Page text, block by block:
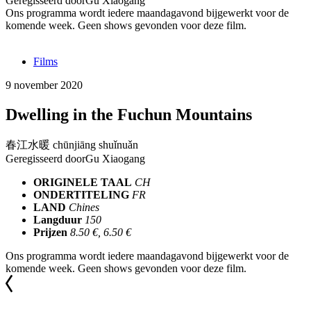
Ons programma wordt iedere maandagavond bijgewerkt voor de
komende week. Geen shows gevonden voor deze film.
Films
9 november 2020
Dwelling in the Fuchun Mountains
春江水暖 chūnjiāng shuǐnuǎn
Geregisseerd doorGu Xiaogang
ORIGINELE TAAL CH
ONDERTITELING FR
LAND Chines
Langduur 150
Prijzen 8.50 €, 6.50 €
Ons programma wordt iedere maandagavond bijgewerkt voor de
komende week. Geen shows gevonden voor deze film.